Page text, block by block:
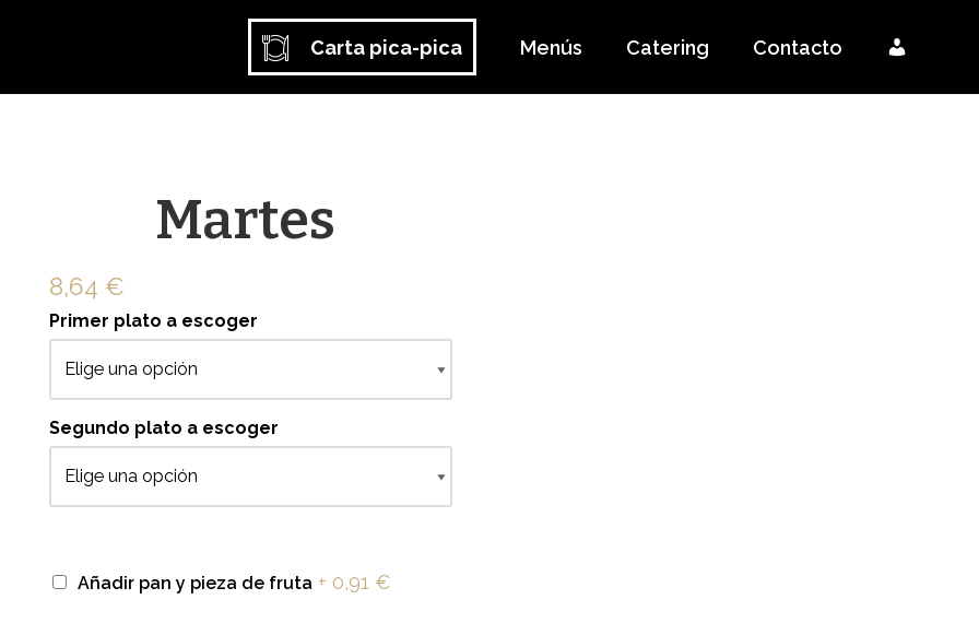
Carta pica-pica Menús Catering Contacto
Martes
8,64 €
Primer plato a escoger
Segundo plato a escoger
Añadir pan y pieza de fruta + 0,91 €